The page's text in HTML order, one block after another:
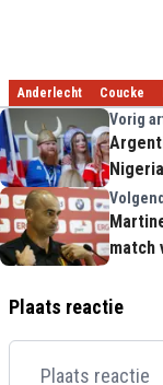
Anderlecht Coucke
Vorig
match
Plaats reactie